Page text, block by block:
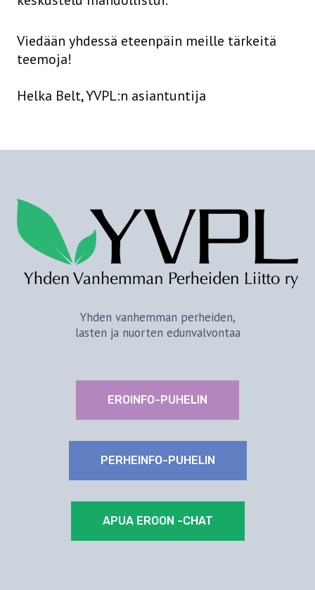
Viedään yhdessä eteenpäin meille tärkeitä
teemoja!
Helka Belt, YVPL:n asiantuntija
Yhden vanhemman perheiden,
lasten ja nuorten edunvalvontaa
EROINFO-PUHELIN
PERHEINFO-PUHELIN
APUA EROON -CHAT